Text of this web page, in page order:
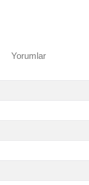
Yorumlar